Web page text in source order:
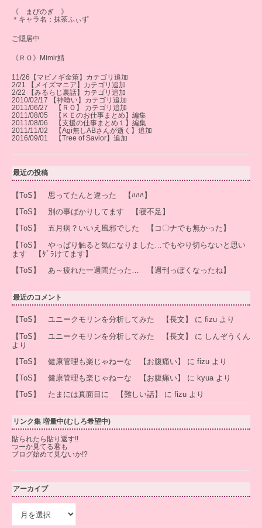
《 まびのぎ 》
＊キャラ名：抹茶ふぃず
ご隠居中
《ＲＯ》Mimir鯖
11/26【マビノギ金策】カテゴリ追加
2/21 【メイズマニア】カテゴリ追加
2/22 【みるらじ裏話】カテゴリ追加
2010/02/17 【神喰い】カテゴリ追加
2011/06/27 【ＲＯ】 カテゴリ追加
2011/08/05 【ＫＥのお仕事まとめ】編集
2011/08/06 【支援の仕事まとめ１】編集
2011/11/02 【Agi無しABさんが逝く】追加
2016/09/01 【Tree of Savior】追加
最近の投稿
【ToS】 思ってたんと違った 【ﾊﾊﾊ】
【ToS】 別の事ばかりしてます 【寝不足】
【ToS】 五月病？いいえ風邪でした 【コ〇ナでも無かった】
【ToS】 やっぱり触ると気になりました…でもやり切らないと思い
ます 【ﾀﾞﾗけてます】
【ToS】 あ～疲れた一週間だった… 【週刊っぽくなったね】
最近のコメント
【ToS】 ユニークモリンを分析してみた 【長文】 に fizu より
【ToS】 ユニークモリンを分析してみた 【長文】
に しんぞうくん
より
【ToS】 健康管理も楽じゃねーな 【お腹痛い】
に fizu より
【ToS】 健康管理も楽じゃねーな 【お腹痛い】
に kyuaより
【ToS】 たまには真面目に 【難しい話】
に fizu より
リンク集 増量中(むしろ希望中)
貼られたら貼り返す!!
つーか見てる君も
ブログ始めて見ないか!?
アーカイブ